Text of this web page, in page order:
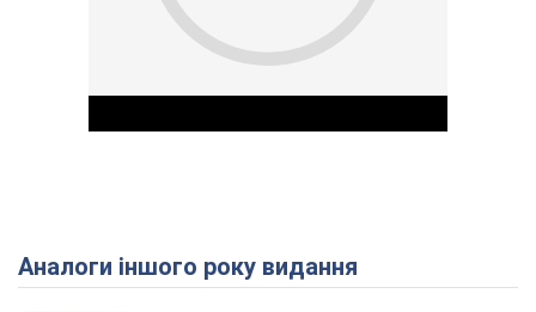
Play Video
Аналоги іншого року видання